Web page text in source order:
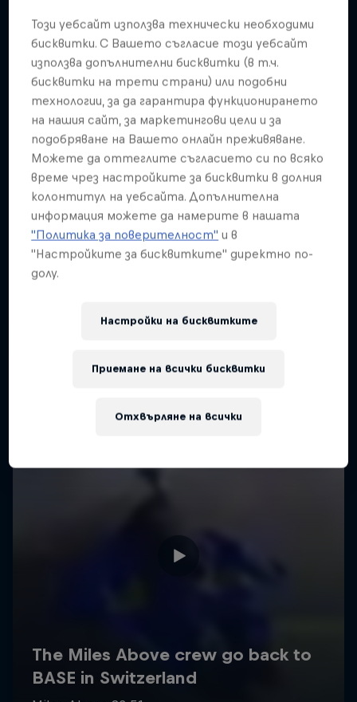
Watch these guys fly among the
shooting stars
3 Снимки
Този уебсайт използва технически необходими
бисквитки. С Вашето съгласие този уебсайт
използва допълнителни бисквитки (в т.ч.
бисквитки на трети страни) или подобни
технологии, за да гарантира функционирането
на нашия сайт, за маркетингови цели и за
подобряване на Вашето онлайн преживяване.
Можете да оттеглите съгласието си по всяко
време чрез настройките за бисквитки в долния
колонтитул на уебсайта. Допълнителна
информация можете да намерите в нашата
"Политика за поверителност" и в
"Настройките за бисквитките" директно по-
долу.
Настройки на бисквитките
Отхвърляне на всички
Приемане на всички бисквитки